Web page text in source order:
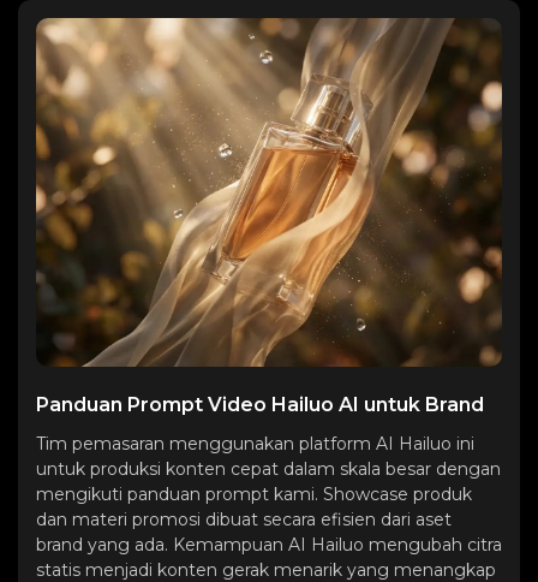
Panduan Prompt Video Hailuo AI untuk Brand
Tim pemasaran menggunakan platform AI Hailuo ini
untuk produksi konten cepat dalam skala besar dengan
mengikuti panduan prompt kami. Showcase produk
dan materi promosi dibuat secara efisien dari aset
brand yang ada. Kemampuan AI Hailuo mengubah citra
statis menjadi konten gerak menarik yang menangkap